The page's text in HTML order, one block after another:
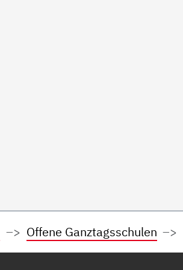
Offene Ganztagsschulen